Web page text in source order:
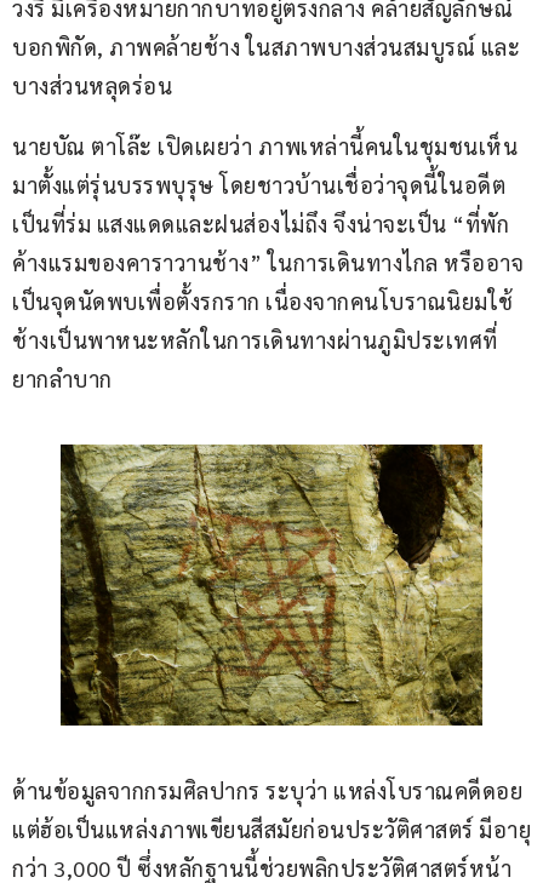
วงรี มีเครื่องหมายกากบาทอยู่ตรงกลาง คล้ายสัญลักษณ์
บอกพิกัด, ภาพคล้ายช้าง ในสภาพบางส่วนสมบูรณ์ และ
บางส่วนหลุดร่อน
นายบัณ ตาโล๊ะ เปิดเผยว่า ภาพเหล่านี้คนในชุมชนเห็น
มาตั้งแต่รุ่นบรรพบุรุษ โดยชาวบ้านเชื่อว่าจุดนี้ในอดีต
เป็นที่ร่ม แสงแดดและฝนส่องไม่ถึง จึงน่าจะเป็น “ที่พัก
ค้างแรมของคาราวานช้าง” ในการเดินทางไกล หรืออาจ
เป็นจุดนัดพบเพื่อตั้งรกราก เนื่องจากคนโบราณนิยมใช้
ช้างเป็นพาหนะหลักในการเดินทางผ่านภูมิประเทศที่
ยากลำบาก
ด้านข้อมูลจากกรมศิลปากร ระบุว่า แหล่งโบราณคดีดอย
แต่ฮ้อเป็นแหล่งภาพเขียนสีสมัยก่อนประวัติศาสตร์ มีอายุ
กว่า 3,000 ปี ซึ่งหลักฐานนี้ช่วยพลิกประวัติศาสตร์หน้า